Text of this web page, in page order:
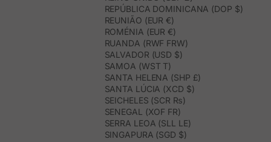
REPÚBLICA DOMINICANA (DOP $)
REUNIÃO (EUR €)
ROMÉNIA (EUR €)
RUANDA (RWF FRW)
SALVADOR (USD $)
SAMOA (WST T)
SANTA HELENA (SHP £)
SANTA LÚCIA (XCD $)
SEICHELES (SCR ₨)
SENEGAL (XOF FR)
SERRA LEOA (SLL LE)
SINGAPURA (SGD $)